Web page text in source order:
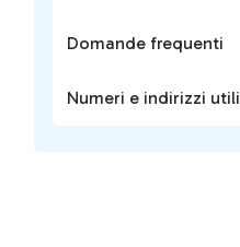
Domande frequenti
Numeri e indirizzi utili